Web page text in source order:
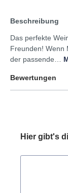
Beschreibung
Das perfekte
Freunden! Wenn
der passende…
Bewertungen
Hier gibt's